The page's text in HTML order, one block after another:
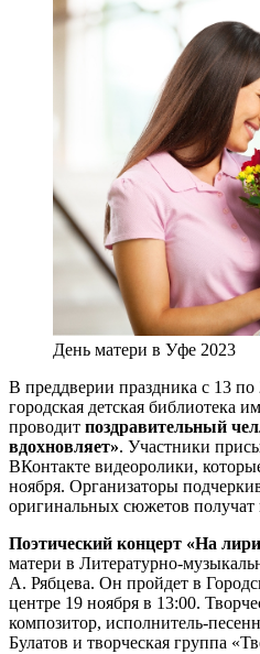
День матери в Уфе 2023
В преддверии праздника с 13 по
городская детская библиотека
проводит поздравительный
вдохновляет». Участники
ВКонтакте видеоролики,
ноября. Организаторы
оригинальных сюжетов
Поэтический концерт «На
матери в Литературно-
А. Рябцева. Он пройдет в
центре 19 ноября в 13:00.
композитор, исполнитель-
Булатов и творческая группа